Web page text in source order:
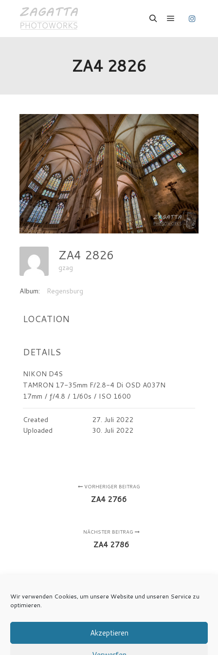
Wir verwenden Cookies, um unsere Website und unseren Service zu
optimieren.
Akzeptieren
ZA4 2826
ZA4 2826
gzag
Album: Regensburg
LOCATION
DETAILS
NIKON D4S
TAMRON 17-35mm F/2.8-4 Di OSD A037N
17mm / ƒ/4.8 / 1/60s / ISO 1600
Created
27. Juli 2022
Uploaded
30. Juli 2022
VORHERIGER BEITRAG
ZA4 2766
NÄCHSTER BEITRAG
ZA4 2786